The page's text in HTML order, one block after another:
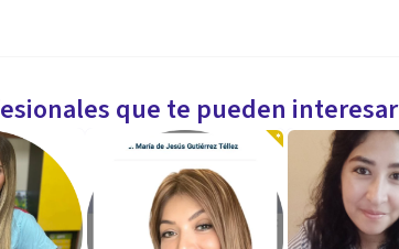
que te pueden interesar